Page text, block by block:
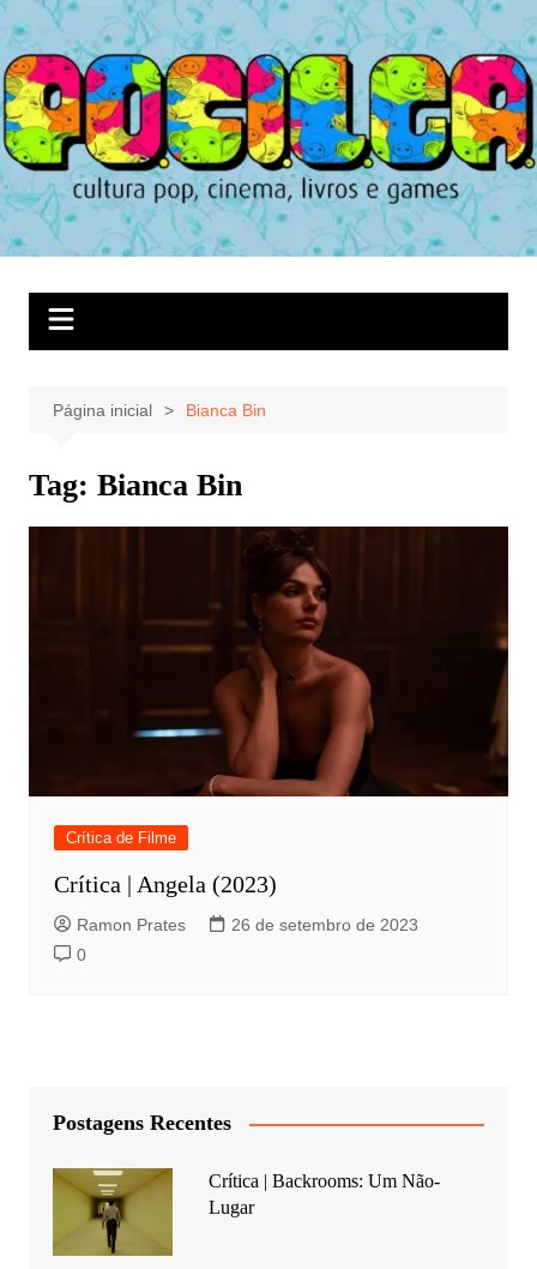
Ir
para
o
conteúdo
Página inicial Bianca Bin
Tag: Bianca Bin
Crítica de Filme
Crítica | Angela (2023)
Ramon Prates
26 de setembro de 2023
0
Postagens Recentes
Crítica | Backrooms: Um Não-
Lugar